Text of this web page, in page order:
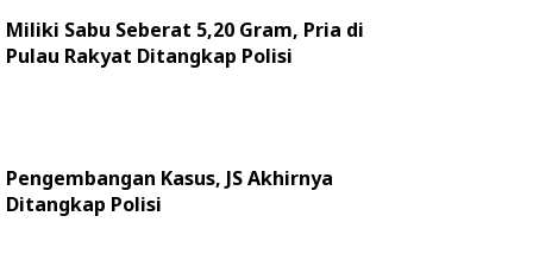
Miliki Sabu Seberat 5,20 Gram, Pria di
Pulau Rakyat Ditangkap Polisi
Pengembangan Kasus, JS Akhirnya
Ditangkap Polisi